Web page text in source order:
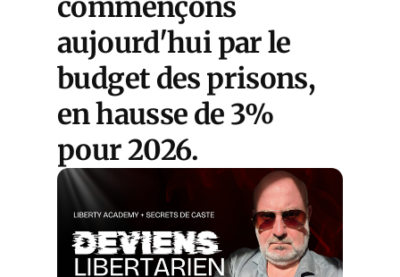
commençons
aujourd'hui par le
budget des prisons,
en hausse de 3%
pour 2026.